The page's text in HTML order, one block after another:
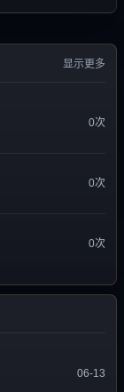
显示更多
0次
0次
0次
06-13